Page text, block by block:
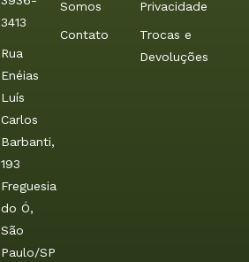
3413
Rua
Enéias
Luís
Carlos
Barbanti,
193
Freguesia
do Ó,
São
Paulo/SP
Somos
Contato
Privacidade
Trocas e
Devoluções